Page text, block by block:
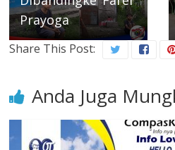
Prayoga
Share This Post:
Anda Juga